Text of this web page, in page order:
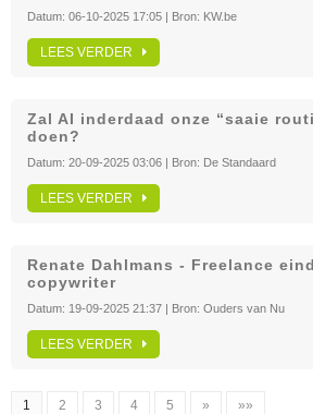
Datum: 06-10-2025 17:05 | Bron: KW.be
LEES VERDER
Zal AI inderdaad onze “saaie
doen?
Datum: 20-09-2025 03:06 | Bron: De Standaard
LEES VERDER
Renate Dahlmans - Freelance
copywriter
Datum: 19-09-2025 21:37 | Bron: Ouders van Nu
LEES VERDER
1 2 3 4 5 » »»